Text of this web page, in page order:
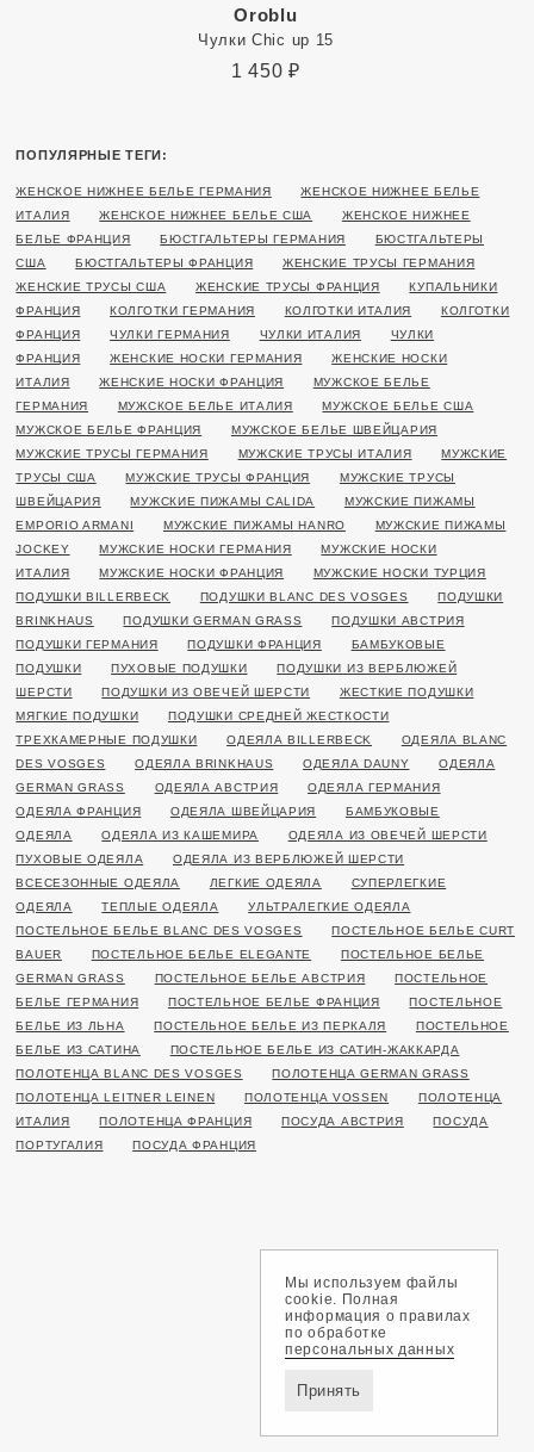
Oroblu
Чулки Chic up 15
1 450 ₽
ПОПУЛЯРНЫЕ ТЕГИ:
ЖЕНСКОЕ НИЖНЕЕ БЕЛЬЕ ГЕРМАНИЯ
ЖЕНСКОЕ НИЖНЕЕ БЕЛЬЕ
ИТАЛИЯ
ЖЕНСКОЕ НИЖНЕЕ БЕЛЬЕ США
ЖЕНСКОЕ НИЖНЕЕ
БЕЛЬЕ ФРАНЦИЯ
БЮСТГАЛЬТЕРЫ ГЕРМАНИЯ
БЮСТГАЛЬТЕРЫ
США
БЮСТГАЛЬТЕРЫ ФРАНЦИЯ
ЖЕНСКИЕ ТРУСЫ ГЕРМАНИЯ
ЖЕНСКИЕ ТРУСЫ США
ЖЕНСКИЕ ТРУСЫ ФРАНЦИЯ
КУПАЛЬНИКИ
ФРАНЦИЯ
КОЛГОТКИ ГЕРМАНИЯ КОЛГОТКИ ИТАЛИЯ
КОЛГОТКИ
ФРАНЦИЯ
ЧУЛКИ ГЕРМАНИЯ ЧУЛКИ ИТАЛИЯ
ЧУЛКИ
ФРАНЦИЯ
ЖЕНСКИЕ НОСКИ ГЕРМАНИЯ
ЖЕНСКИЕ НОСКИ
ИТАЛИЯ
ЖЕНСКИЕ НОСКИ ФРАНЦИЯ
МУЖСКОЕ БЕЛЬЕ
ГЕРМАНИЯ
МУЖСКОЕ БЕЛЬЕ ИТАЛИЯ
МУЖСКОЕ БЕЛЬЕ США
МУЖСКОЕ БЕЛЬЕ ФРАНЦИЯ
МУЖСКОЕ БЕЛЬЕ ШВЕЙЦАРИЯ
МУЖСКИЕ ТРУСЫ ГЕРМАНИЯ
МУЖСКИЕ ТРУСЫ ИТАЛИЯ
МУЖСКИЕ
ТРУСЫ США
МУЖСКИЕ ТРУСЫ ФРАНЦИЯ
МУЖСКИЕ ТРУСЫ
ШВЕЙЦАРИЯ
МУЖСКИЕ ПИЖАМЫ CALIDA
МУЖСКИЕ ПИЖАМЫ
EMPORIO ARMANI
МУЖСКИЕ ПИЖАМЫ HANRO
МУЖСКИЕ ПИЖАМЫ
JOCKEY
МУЖСКИЕ НОСКИ ГЕРМАНИЯ
МУЖСКИЕ НОСКИ
ИТАЛИЯ
МУЖСКИЕ НОСКИ ФРАНЦИЯ
МУЖСКИЕ НОСКИ ТУРЦИЯ
ПОДУШКИ BILLERBECK
ПОДУШКИ BLANC DES VOSGES
ПОДУШКИ
BRINKHAUS
ПОДУШКИ GERMAN GRASS
ПОДУШКИ АВСТРИЯ
ПОДУШКИ ГЕРМАНИЯ
ПОДУШКИ ФРАНЦИЯ
БАМБУКОВЫЕ
ПОДУШКИ
ПУХОВЫЕ ПОДУШКИ
ПОДУШКИ ИЗ ВЕРБЛЮЖЕЙ
ШЕРСТИ
ПОДУШКИ ИЗ ОВЕЧЕЙ ШЕРСТИ
ЖЕСТКИЕ ПОДУШКИ
МЯГКИЕ ПОДУШКИ
ПОДУШКИ СРЕДНЕЙ ЖЕСТКОСТИ
ТРЕХКАМЕРНЫЕ ПОДУШКИ
ОДЕЯЛА BILLERBECK
ОДЕЯЛА BLANC
DES VOSGES
ОДЕЯЛА BRINKHAUS ОДЕЯЛА DAUNY
ОДЕЯЛА
GERMAN GRASS
ОДЕЯЛА АВСТРИЯ
ОДЕЯЛА ГЕРМАНИЯ
ОДЕЯЛА ФРАНЦИЯ
ОДЕЯЛА ШВЕЙЦАРИЯ
БАМБУКОВЫЕ
ОДЕЯЛА
ОДЕЯЛА ИЗ КАШЕМИРА
ОДЕЯЛА ИЗ ОВЕЧЕЙ ШЕРСТИ
ПУХОВЫЕ ОДЕЯЛА
ОДЕЯЛА ИЗ ВЕРБЛЮЖЕЙ ШЕРСТИ
ВСЕСЕЗОННЫЕ ОДЕЯЛА
ЛЕГКИЕ ОДЕЯЛА
СУПЕРЛЕГКИЕ
ОДЕЯЛА
ТЕПЛЫЕ ОДЕЯЛА
УЛЬТРАЛЕГКИЕ ОДЕЯЛА
ПОСТЕЛЬНОЕ БЕЛЬЕ BLANC DES VOSGES
ПОСТЕЛЬНОЕ БЕЛЬЕ CURT
BAUER
ПОСТЕЛЬНОЕ БЕЛЬЕ ELEGANTE
ПОСТЕЛЬНОЕ БЕЛЬЕ
GERMAN GRASS
ПОСТЕЛЬНОЕ БЕЛЬЕ АВСТРИЯ
ПОСТЕЛЬНОЕ
БЕЛЬЕ ГЕРМАНИЯ
ПОСТЕЛЬНОЕ БЕЛЬЕ ФРАНЦИЯ
ПОСТЕЛЬНОЕ
БЕЛЬЕ ИЗ ЛЬНА
ПОСТЕЛЬНОЕ БЕЛЬЕ ИЗ ПЕРКАЛЯ
ПОСТЕЛЬНОЕ
БЕЛЬЕ ИЗ САТИНА
ПОСТЕЛЬНОЕ БЕЛЬЕ ИЗ САТИН-ЖАККАРДА
ПОЛОТЕНЦА BLANC DES VOSGES
ПОЛОТЕНЦА GERMAN GRASS
ПОЛОТЕНЦА LEITNER LEINEN
ПОЛОТЕНЦА VOSSEN
ПОЛОТЕНЦА
ИТАЛИЯ
ПОЛОТЕНЦА ФРАНЦИЯ ПОСУДА АВСТРИЯ
ПОСУДА
ПОРТУГАЛИЯ
ПОСУДА ФРАНЦИЯ
Мы используем файлы
cookie. Полная
информация о правилах
по обработке
персональных данных
Принять